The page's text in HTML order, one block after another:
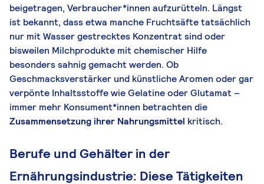
beigetragen, Verbraucher*innen aufzurütteln. Längst
ist bekannt, dass etwa manche Fruchtsäfte tatsächlich
nur mit Wasser gestrecktes Konzentrat sind oder
bisweilen Milchprodukte mit chemischer Hilfe
besonders sahnig gemacht werden. Ob
Geschmacksverstärker und künstliche Aromen oder gar
verpönte Inhaltsstoffe wie Gelatine oder Glutamat –
immer mehr Konsument*innen betrachten die
Zusammensetzung ihrer Nahrungsmittel kritisch.
Berufe und Gehälter in der
Ernährungsindustrie: Diese Tätigkeiten